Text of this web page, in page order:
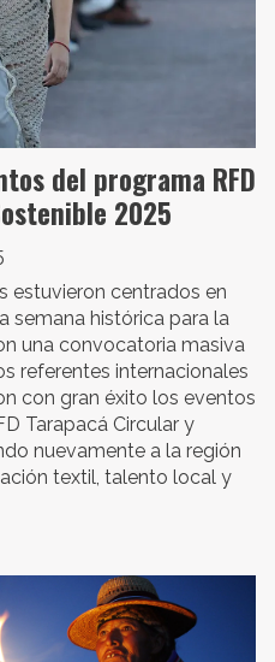
del programa RFD
2025
estuvieron centrados en
semana histórica para la
una convocatoria masiva
referentes internacionales
con gran éxito los eventos
Tarapacá Circular y
nuevamente a la región
textil, talento local y